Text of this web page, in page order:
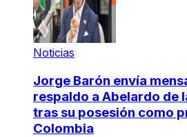
Noticias
Jorge Barón envía
respaldo a Abelardo de
tras su posesión como
Colombia